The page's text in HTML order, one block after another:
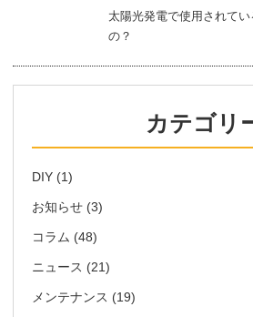
太陽光発電で使用されて
の？
カテゴリ
DIY (1)
お知らせ (3)
コラム (48)
ニュース (21)
メンテナンス (19)